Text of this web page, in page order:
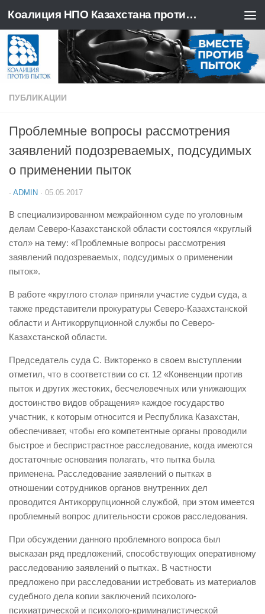
Перейти к содержимому Коалиция НПО Казахстана против пыток
ПУБЛИКАЦИИ
Проблемные вопросы рассмотрения
заявлений подозреваемых, подсудимых
о применении пыток
- ADMIN · 05.05.2017
В специализированном межрайонном суде по уголовным
делам Северо-Казахстанской области состоялся «круглый
стол» на тему: «Проблемные вопросы рассмотрения
заявлений подозреваемых, подсудимых о применении
пыток».
В работе «круглого стола» приняли участие судьи суда, а
также представители прокуратуры Северо-Казахстанской
области и Антикоррупционной службы по Северо-
Казахстанской области.
Председатель суда С. Викторенко в своем выступлении
отметил, что в соответствии со ст. 12 «Конвенции против
пыток и других жестоких, бесчеловечных или унижающих
достоинство видов обращения» каждое государство
участник, к которым относится и Республика Казахстан,
обеспечивает, чтобы его компетентные органы проводили
быстрое и беспристрастное расследование, когда имеются
достаточные основания полагать, что пытка была
применена. Расследование заявлений о пытках в
отношении сотрудников органов внутренних дел
проводится Антикоррупционной службой, при этом имеется
проблемный вопрос длительности сроков расследования.
При обсуждении данного проблемного вопроса был
высказан ряд предложений, способствующих оперативному
расследованию заявлений о пытках. В частности
предложено при расследовании истребовать из материалов
судебного дела копии заключений психолого-
психиатрической и психолого-криминалистической